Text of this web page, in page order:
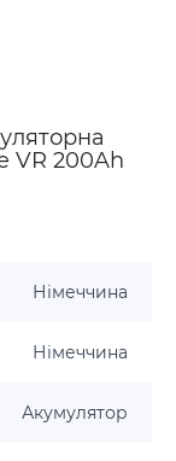
VR 200Ah
Німеччина
Німеччина
Акумулятор